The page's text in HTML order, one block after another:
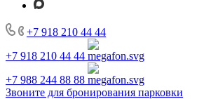
+7 918 210 44 44
+7 918 210 44 44
+7 988 244 88 88
Звоните для бронирования парковки